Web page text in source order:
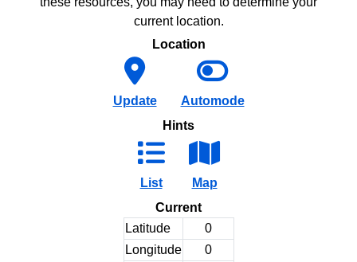
current location.
Location
Update
Automode
Hints
List
Map
Current
Latitude
0
Longitude
0